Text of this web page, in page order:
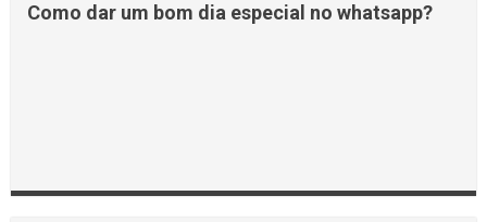
Como dar um bom dia especial no whatsapp?